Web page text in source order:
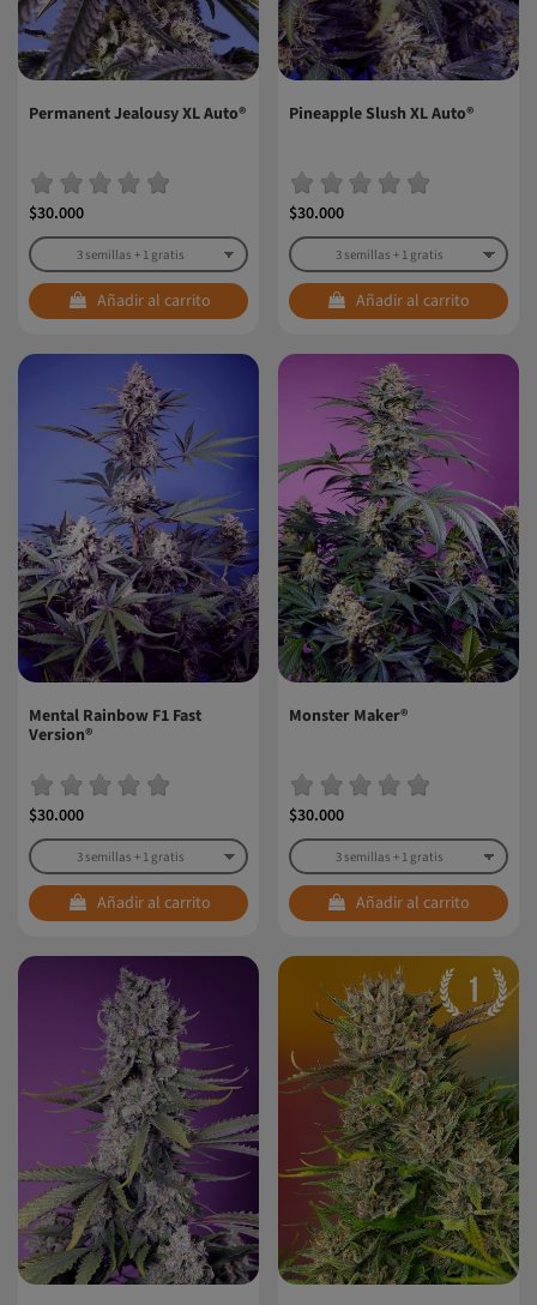
Permanent Jealousy XL Auto®
$30.000
Añadir al carrito
Pineapple Slush XL Auto®
$30.000
Añadir al carrito
Mental Rainbow F1 Fast
Version®
$30.000
Añadir al carrito
Monster Maker®
$30.000
Añadir al carrito